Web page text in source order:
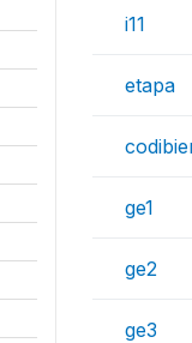
i11
etapa
ge1
ge2
ge3